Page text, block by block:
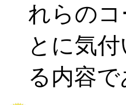
れらの
とに気
る内容